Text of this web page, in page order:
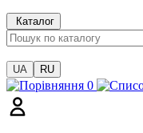
Каталог
UA RU
0